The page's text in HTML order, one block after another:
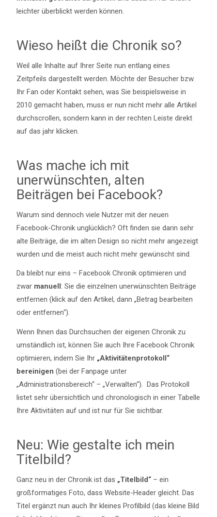
leichter überblickt werden können.
Wieso heißt die Chronik so?
Weil alle Inhalte auf Ihrer Seite nun entlang eines
Zeitpfeils dargestellt werden. Möchte der Besucher bzw.
Ihr Fan oder Kontakt sehen, was Sie beispielsweise in
2010 gemacht haben, muss er nun nicht mehr alle Artikel
durchscrollen, sondern kann in der rechten Leiste direkt
auf das jahr klicken.
Was mache ich mit
unerwünschten, alten
Beiträgen bei Facebook?
Warum sind dennoch viele Nutzer mit der neuen
Facebook-Chronik unglücklich? Oft finden sie darin sehr
alte Beiträge, die im alten Design so nicht mehr angezeigt
wurden und die meist auch nicht mehr gewünscht sind.
Da bleibt nur eins – Facebook Chronik optimieren und
zwar manuell: Sie die einzelnen unerwünschten Beiträge
entfernen (klick auf den Artikel, dann „Betrag bearbeiten
oder entfernen“).
Wenn Ihnen das Durchsuchen der eigenen Chronik zu
umständlich ist, können Sie auch Ihre Facebook Chronik
optimieren, indem Sie Ihr „Aktivitätenprotokoll“
bereinigen (bei der Fanpage unter
„Administrationsbereich“ – „Verwalten“). Das Protokoll
listet sehr übersichtlich und chronologisch in einer Tabelle
Ihre Aktivitäten auf und ist nur für Sie sichtbar.
Neu: Wie gestalte ich mein
Titelbild?
Ganz neu in der Chronik ist das „Titelbild“– ein
großformatiges Foto, dass Website-Header gleicht. Das
Titel ergänzt nun auch Ihr kleines Profilbild (das kleine Bild